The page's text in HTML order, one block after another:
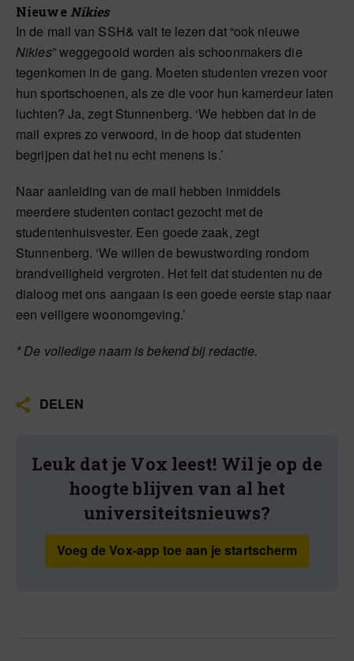
Nieuwe Nikies
In de mail van SSH& valt te lezen dat “ook nieuwe
Nikies” weggegooid worden als schoonmakers die
tegenkomen in de gang. Moeten studenten vrezen voor
hun sportschoenen, als ze die voor hun kamerdeur laten
luchten? Ja, zegt Stunnenberg. ‘We hebben dat in de
mail expres zo verwoord, in de hoop dat studenten
begrijpen dat het nu echt menens is.’
Naar aanleiding van de mail hebben inmiddels
meerdere studenten contact gezocht met de
studentenhuisvester. Een goede zaak, zegt
Stunnenberg. ‘We willen de bewustwording rondom
brandveiligheid vergroten. Het feit dat studenten nu de
dialoog met ons aangaan is een goede eerste stap naar
een veiligere woonomgeving.’
* De volledige naam is bekend bij redactie.
DELEN
Leuk dat je Vox leest! Wil je op de
hoogte blijven van al het
universiteitsnieuws?
Voeg de Vox-app toe aan je startscherm